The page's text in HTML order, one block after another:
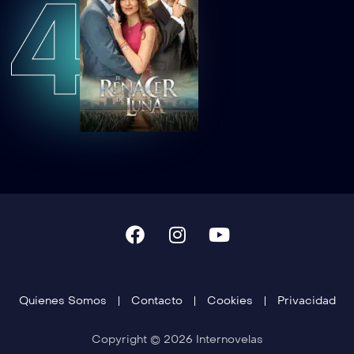
4
Quienes Somos Contacto Cookies Privacidad
Copyright © 2026 Internovelas